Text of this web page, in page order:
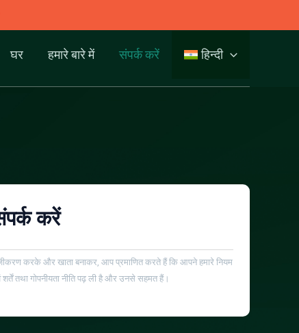
घर हमारे बारे में संपर्क करें हिन्दी
करें
करके और खाता बनाकर, आप प्रमाणित करते हैं कि आपने हमारे नियम
शर्तें तथा गोपनीयता नीति पढ़ ली है और उनसे सहमत हैं।